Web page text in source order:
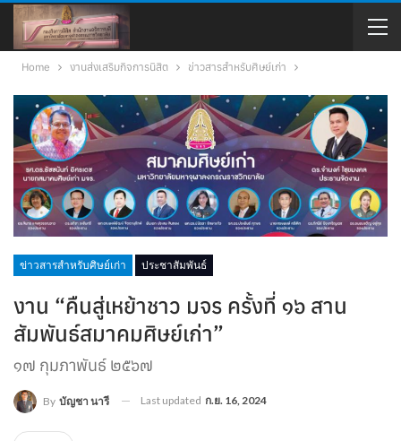
Home งานส่งเสริมกิจการนิสิต ข่าวสารสำหรับศิษย์เก่า
ข่าวสารสำหรับศิษย์เก่า ประชาสัมพันธ์
งาน “คืนสู่เหย้าชาว มจร ครั้งที่ ๑๖ สาน
สัมพันธ์สมาคมศิษย์เก่า”
๑๗ กุมภาพันธ์ ๒๕๖๗
By บัญชา นารี Last updated ก.ย. 16, 2024